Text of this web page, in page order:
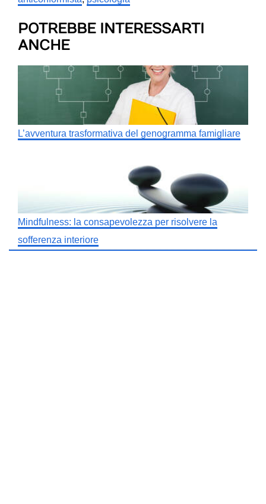
POTREBBE INTERESSARTI
ANCHE
L’avventura trasformativa del genogramma famigliare
Mindfulness: la consapevolezza per risolvere la
sofferenza interiore